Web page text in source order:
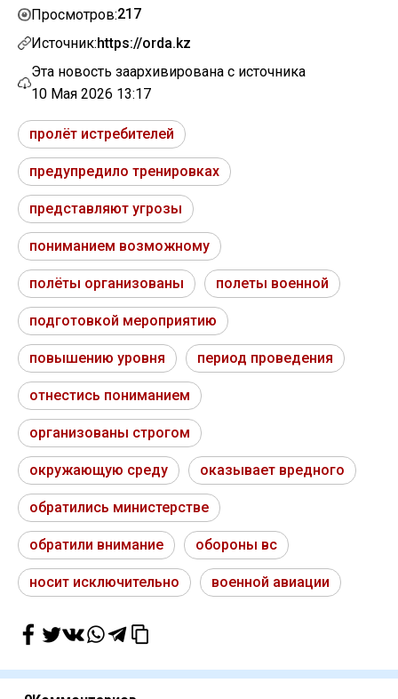
Просмотров:217
Источник:https://orda.kz
Эта новость заархивирована с источника
10 Мая 2026 13:17
пролёт истребителей
предупредило тренировках
представляют угрозы
пониманием возможному
полёты организованы полеты военной
подготовкой мероприятию
повышению уровня период проведения
отнестись пониманием
организованы строгом
окружающую среду оказывает вредного
обратились министерстве
обратили внимание обороны вс
носит исключительно военной авиации